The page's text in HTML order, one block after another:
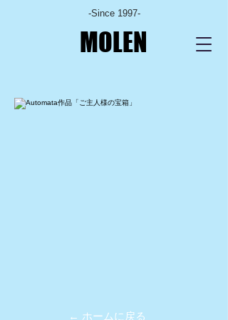
-Since 1997-
MOLEN
← ホームに戻る